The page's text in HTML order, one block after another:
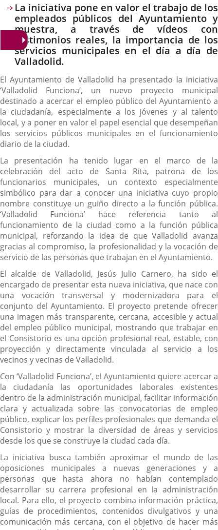
Descripción
La iniciativa pone en valor el trabajo de los
empleados públicos del Ayuntamiento y
muestra, a través de vídeos con
testimonios reales, la importancia de los
servicios municipales en el día a día de
Valladolid.
El Ayuntamiento de Valladolid ha presentado la iniciativa
‘Valladolid Funciona’, un nuevo proyecto municipal
destinado a acercar el empleo público del Ayuntamiento a
la ciudadanía, especialmente a los jóvenes y al talento
local, y a poner en valor el papel esencial que desempeñan
los servicios públicos municipales en el funcionamiento
diario de la ciudad.
La presentación ha tenido lugar en el marco de la
celebración del acto de Santa Rita, patrona de los
funcionarios municipales, un contexto especialmente
simbólico para dar a conocer una iniciativa cuyo propio
nombre constituye un guiño directo a la función pública.
‘Valladolid Funciona’ hace referencia tanto al
funcionamiento de la ciudad como a la función pública
municipal, reforzando la idea de que Valladolid avanza
gracias al compromiso, la profesionalidad y la vocación de
servicio de las personas que trabajan en el Ayuntamiento.
El alcalde de Valladolid, Jesús Julio Carnero, ha sido el
encargado de presentar esta nueva iniciativa, que nace con
una vocación transversal y modernizadora para el
conjunto del Ayuntamiento. El proyecto pretende ofrecer
una imagen más transparente, cercana, accesible y actual
del empleo público municipal, mostrando que trabajar en
el Consistorio es una opción profesional real, estable, con
proyección y directamente vinculada al servicio a los
vecinos y vecinas de Valladolid.
Con ‘Valladolid Funciona’, el Ayuntamiento quiere acercar a
la ciudadanía las oportunidades laborales existentes
dentro de la administración municipal, facilitar información
clara y actualizada sobre las convocatorias de empleo
público, explicar los perfiles profesionales que demanda el
Consistorio y mostrar la diversidad de áreas y servicios
desde los que se construye la ciudad cada día.
La iniciativa busca también aproximar el mundo de las
oposiciones municipales a nuevas generaciones y a
personas que hasta ahora no habían contemplado
desarrollar su carrera profesional en la administración
local. Para ello, el proyecto combina información práctica,
guías de procedimientos, contenidos divulgativos y una
comunicación más cercana, con el objetivo de hacer más